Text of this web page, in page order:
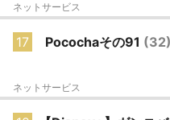
ネットサービス
17 Pocochaその91 (32)
ネットサービス